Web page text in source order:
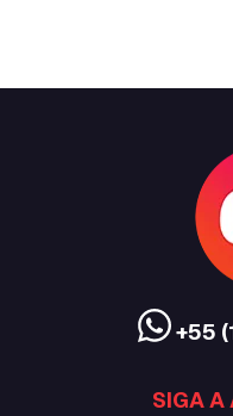
+55
SIGA A